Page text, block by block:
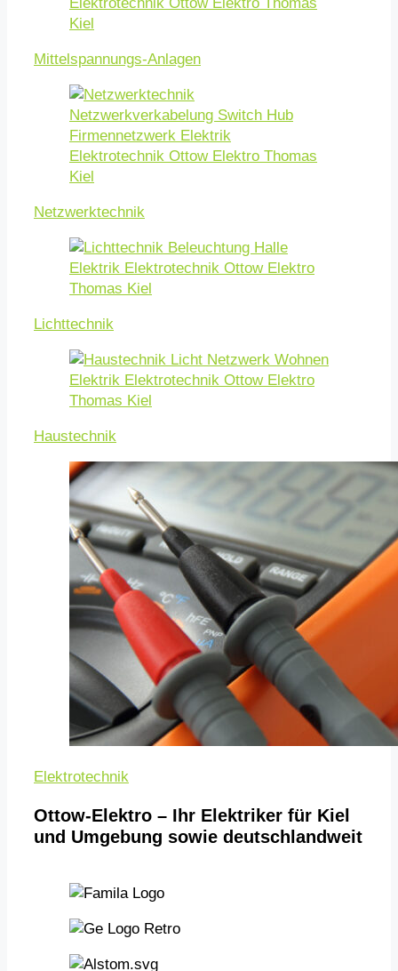
Mittelspannungs-Anlagen
Netzwerktechnik
Lichttechnik
Haustechnik
Elektrotechnik
Ottow-Elektro – Ihr Elektriker für Kiel
und Umgebung sowie deutschlandweit